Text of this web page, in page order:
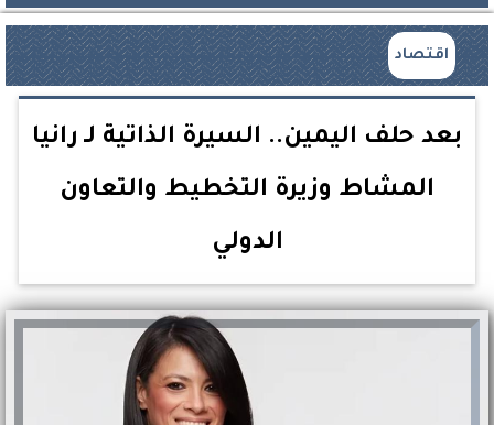
اقتصاد
بعد حلف اليمين.. السيرة الذاتية لـ رانيا
المشاط وزيرة التخطيط والتعاون
الدولي